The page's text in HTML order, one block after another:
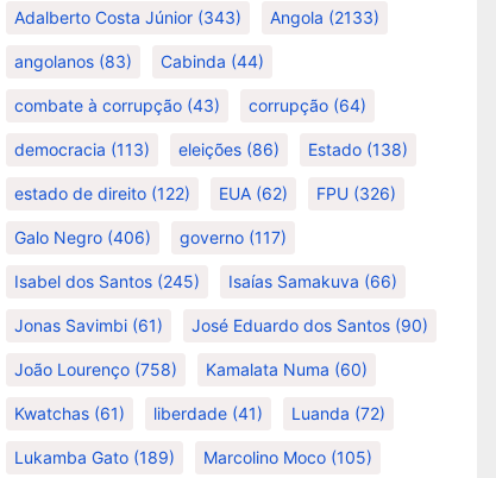
Adalberto Costa Júnior (343) Angola (2133)
angolanos (83) Cabinda (44)
combate à corrupção (43) corrupção (64)
democracia (113) eleições (86) Estado (138)
estado de direito (122) EUA (62) FPU (326)
Galo Negro (406) governo (117)
Isabel dos Santos (245) Isaías Samakuva (66)
Jonas Savimbi (61) José Eduardo dos Santos (90)
João Lourenço (758) Kamalata Numa (60)
Kwatchas (61) liberdade (41) Luanda (72)
Lukamba Gato (189) Marcolino Moco (105)